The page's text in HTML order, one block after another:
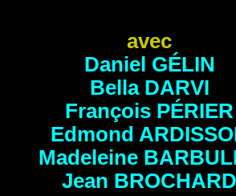
avec
Daniel GÉLIN
Bella DARVI
François PÉRIER
Edmond
Madeleine
Jean BROCHARD